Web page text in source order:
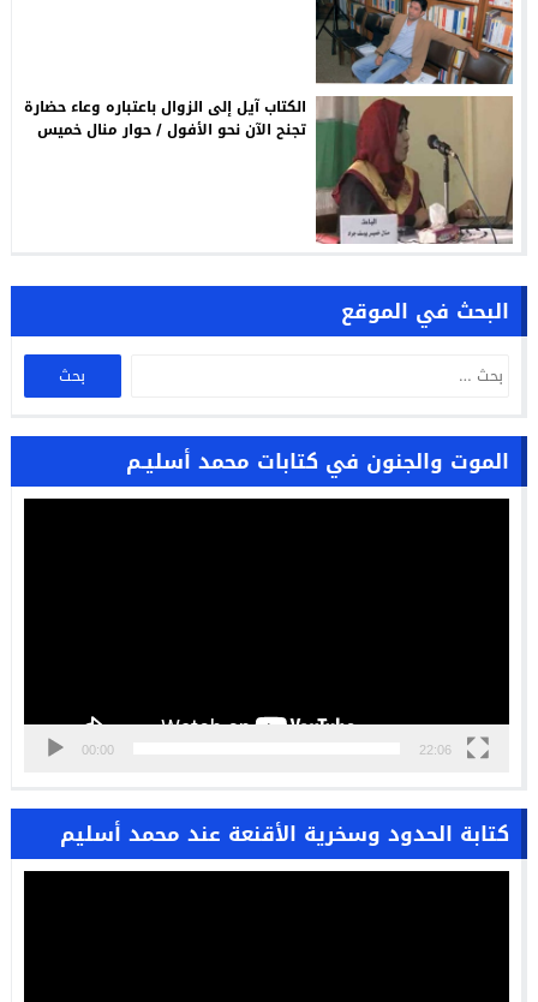
الكتاب آيل إلى الزوال باعتباره وعاء حضارة
تجنح الآن نحو الأفول / حوار منال خميس
البحث في الموقع
الموت والجنون في كتابات محمد أسليـم
مشغل
00:00 22:06
كتابة الحدود وسخرية الأقنعة عند محمد أسليم
مشغل